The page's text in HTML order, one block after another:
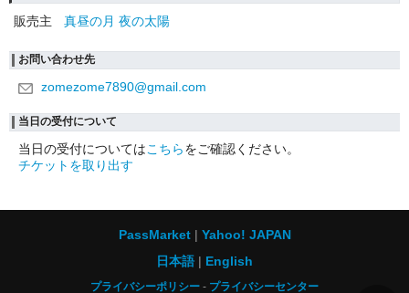
販売主
真昼の月 夜の太陽
お問い合わせ先
zomezome7890@gmail.com
当日の受付について
当日の受付についてはこちらをご確認ください。
チケットを取り出す
PassMarket
Yahoo! JAPAN
日本語
English
プライバシーポリシー プライバシーセンター